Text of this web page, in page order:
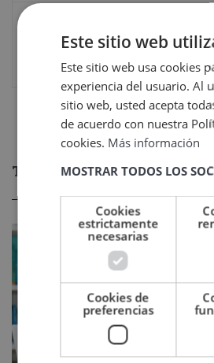
Rosa Noguera Pons
1 septiembre, 2021
TAMBIÉN TE PUEDE
Este sitio web
Este sitio web usa cookies
experiencia del usuario. Al
sitio web, usted acepta
de acuerdo con nuestra
cookies. Más información
MOSTRAR TODOS LOS
Cookies
estrictamente
necesarias
Cookies de
preferencias